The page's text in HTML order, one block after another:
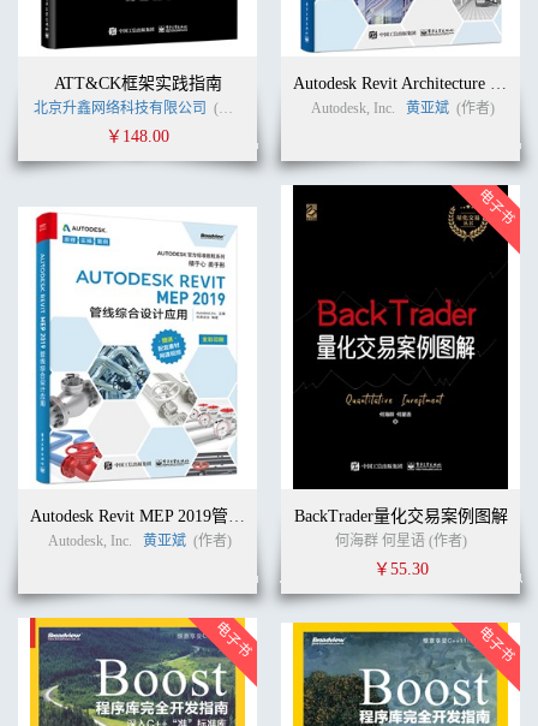
ATT&CK框架实践指南
北京升鑫网络科技有限公司 (作者)
￥148.00
Autodesk Revit Architecture 2019官方标准教程
Autodesk, Inc. 黄亚斌 (作者)
Autodesk Revit MEP 2019管线综合设计应用
Autodesk, Inc. 黄亚斌 (作者)
BackTrader量化交易案例图解
何海群 何星语 (作者)
￥55.30